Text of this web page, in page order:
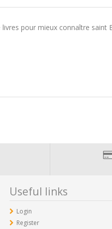
pour mieux connaître saint
Useful links
Login
Register